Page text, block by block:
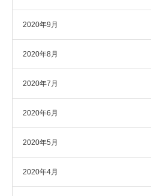
2020年9月
2020年8月
2020年7月
2020年6月
2020年5月
2020年4月